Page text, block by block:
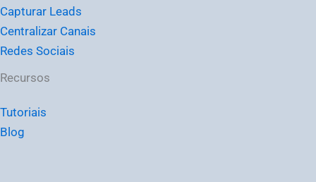
Capturar Leads
Centralizar Canais
Redes Sociais
Recursos
Tutoriais
Blog